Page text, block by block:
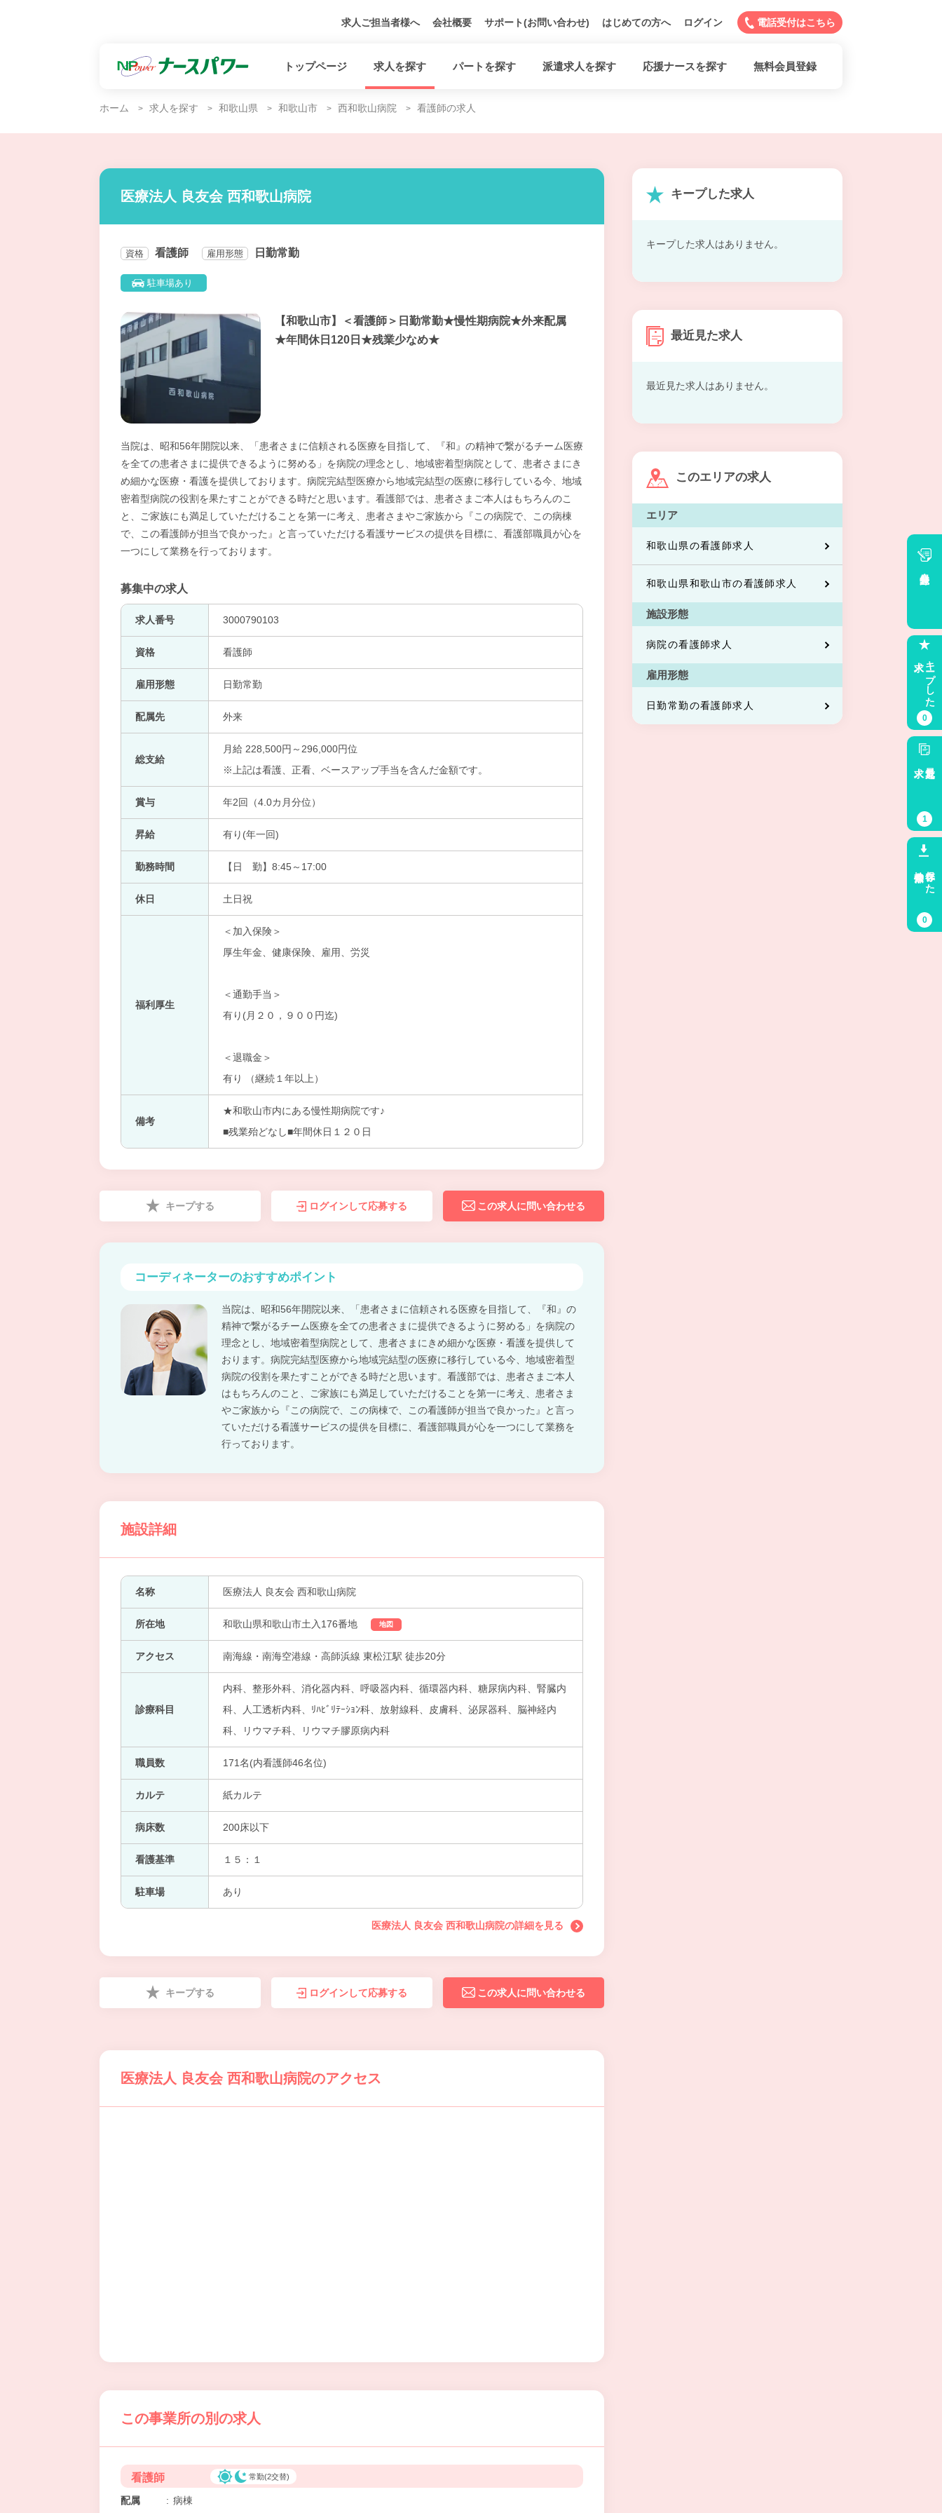
求人ご担当者様へ 会社概要 サポート(お問い合わせ) はじめての方へ ログイン 電話受付はこちら
トップページ 求人を探す パートを探す 派遣求人を探す 応援ナースを探す 無料会員登録
ホーム 求人を探す 和歌山県 和歌山市 西和歌山病院 看護師の求人
医療法人 良友会 西和歌山病院
資格 看護師 雇用形態 日勤常勤
駐車場あり
【和歌山市】＜看護師＞日勤常勤★慢性期病院★外来配属
★年間休日120日★残業少なめ★
当院は、昭和56年開院以来、「患者さまに信頼される医療を目指して、『和』の精神で繋がるチーム医療
を全ての患者さまに提供できるように努める」を病院の理念とし、地域密着型病院として、患者さまにき
め細かな医療・看護を提供しております。病院完結型医療から地域完結型の医療に移行している今、地域
密着型病院の役割を果たすことができる時だと思います。看護部では、患者さまご本人はもちろんのこ
と、ご家族にも満足していただけることを第一に考え、患者さまやご家族から『この病院で、この病棟
で、この看護師が担当で良かった』と言っていただける看護サービスの提供を目標に、看護部職員が心を
一つにして業務を行っております。
募集中の求人
求人番号 3000790103
資格 看護師
雇用形態 日勤常勤
配属先 外来
総支給
月給 228,500円～296,000円位
※上記は看護、正看、ベースアップ手当を含んだ金額です。
賞与 年2回（4.0カ月分位）
昇給 有り(年一回)
勤務時間 【日 勤】8:45～17:00
休日 土日祝
福利厚生
＜加入保険＞
厚生年金、健康保険、雇用、労災
＜通勤手当＞
有り(月２０，９００円迄)
＜退職金＞
有り （継続１年以上）
備考
★和歌山市内にある慢性期病院です♪
■残業殆どなし■年間休日１２０日
キープする ログインして応募する この求人に問い合わせる
コーディネーターのおすすめポイント
当院は、昭和56年開院以来、「患者さまに信頼される医療を目指して、『和』の
精神で繋がるチーム医療を全ての患者さまに提供できるように努める」を病院の
理念とし、地域密着型病院として、患者さまにきめ細かな医療・看護を提供して
おります。病院完結型医療から地域完結型の医療に移行している今、地域密着型
病院の役割を果たすことができる時だと思います。看護部では、患者さまご本人
はもちろんのこと、ご家族にも満足していただけることを第一に考え、患者さま
やご家族から『この病院で、この病棟で、この看護師が担当で良かった』と言っ
ていただける看護サービスの提供を目標に、看護部職員が心を一つにして業務を
行っております。
施設詳細
名称 医療法人 良友会 西和歌山病院
所在地 和歌山県和歌山市土入176番地 地図
アクセス 南海線・南海空港線・高師浜線 東松江駅 徒歩20分
診療科目
内科、整形外科、消化器内科、呼吸器内科、循環器内科、糖尿病内科、腎臓内
科、人工透析内科、ﾘﾊﾋﾞﾘﾃｰｼｮﾝ科、放射線科、皮膚科、泌尿器科、脳神経内
科、リウマチ科、リウマチ膠原病内科
職員数 171名(内看護師46名位)
カルテ 紙カルテ
病床数 200床以下
看護基準 １５：１
駐車場 あり
医療法人 良友会 西和歌山病院の詳細を見る
キープする ログインして応募する この求人に問い合わせる
医療法人 良友会 西和歌山病院のアクセス
この事業所の別の求人
看護師 常勤(2交替)
配属 : 病棟
キープした求人
キープした求人はありません。
最近見た求人
最近見た求人はありません。
このエリアの求人
エリア
和歌山県の看護師求人
和歌山県和歌山市の看護師求人
施設形態
病院の看護師求人
雇用形態
日勤常勤の看護師求人
キープした
0
最近見た
1
保存した
0